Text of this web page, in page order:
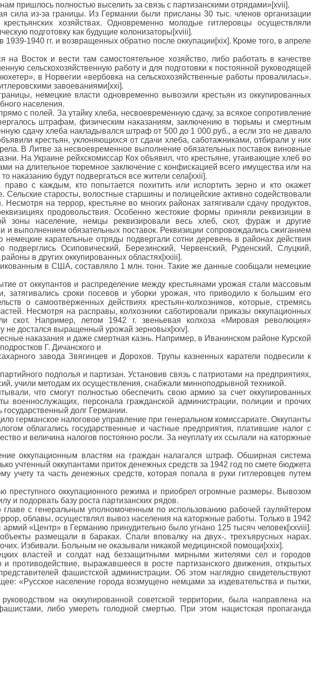
пришлось полностью выселить за связь с партизанскими отрядами»[xvii].
сила из-за границы. Из Германии были присланы 30 тыс. членов организации
хозяйствах. Одновременно молодые гитлеровцы осуществляли
подготовку как будущие колонизаторы[xviii].
1940 гг. и возвращенных обратно после оккупации[xix]. Кроме того, в апреле
Восток и вести там самостоятельное хозяйство, либо работать в качестве
сельскохозяйственную работу и для подготовки к постоянной руководящей
в Норвегии «вербовка на сельскохозяйственные работы провалилась».
завоеваниями[xxi].
немецкие власти одновременно вывозили крестьян из оккупированных
населения.
с полей. За утайку хлеба, несвоевременную сдачу, за всякое сопротивление
штрафам, физическим наказаниям, заключению в тюрьмы и смертным
сдачу хлеба накладывался штраф от 500 до 1 000 руб., а если это не давало
крестьян, уклоняющихся от сдачи хлеба, саботажниками, отбирали у них
В Литве за несвоевременное выполнение обязательных поставок виновные
На Украине рейхскомиссар Кох объявил, что крестьяне, утаивающие хлеб во
на длительное тюремное заключение с конфискацией всего имущества или на
наказанию будут подвергаться все жители села[xxii].
с каждым, кто попытается похитить или испортить зерно и кто окажет
Сельские старосты, волостные старшины и полицейские активно содействовали
на террор, крестьяне во многих районах затягивали сдачу продуктов,
продовольствия. Особенно жестокие формы приняли реквизиции в
зоны население, немцы реквизировали весь хлеб, скот, фураж и другие
выполнением обязательных поставок. Реквизиции сопровождались сжиганием
карательные отряды подвергали сотни деревень в районах действия
Осиповический, Березинский, Червенский, Руденский, Слуцкий,
в других оккупированных областях[xxiii].
в США, составляло 1 млн. тонн. Такие же данные сообщали немецкие
от оккупантов и распределение между крестьянами урожая стали массовым
сроки посевов и уборки урожая, что приводило к большим его
о самоотверженных действиях крестьян-колхозников, которые, стремясь
Несмотря на расправы, колхозники саботировали приказы оккупационных
скот. Например, летом 1942 г. звеньевая колхоза «Мировая революция»
не достался выращенный урожай зерновых[xxv].
наказания и даже смертная казнь. Например, в Иванинском районе Курской
Г. Дичанского и
завода Звягинцев и Дорохов. Трупы казненных каратели подвесили к
подполья и партизан. Установив связь с патриотами на предприятиях,
учили методам их осуществления, снабжали минноподрывной техникой.
что смогут полностью обеспечить свою армию за счет оккупированных
военнослужащих, персонала гражданской администрации, полиции и прочих
долг Германии.
германское налоговое управление при генеральном комиссариате. Оккупанты
облагались государственные и частные предприятия, платившие налог с
и величина налогов постоянно росли. За неуплату их ссылали на каторжные
оккупационным властям на граждан налагался штраф. Обширная система
учтенный оккупантами приток денежных средств за 1942 год по смете бюджета
учету та часть денежных средств, которая попала в руки гитлеровцев путем
оккупационного режима и приобрел огромные размеры. Вывозом
и подорвать базу роста партизанских рядов.
с генеральным уполномоченным по использованию рабочей гауляйтером
облавы, осуществлял вывоз населения на каторжные работы. Только в 1942
«Центр» в Германию принудительно было угнано 125 тысяч человек[xxviii].
размещали в бараках. Спали вповалку на двух-, трехъярусных нарах.
Избивали. Больным не оказывали никакой медицинской помощи[xxix].
властей и солдат над беззащитными мирными жителями сел и городов
противодействие, выражавшееся в росте партизанского движения, открытых
фашистской администрации. Об этом наглядно свидетельствуют
«Русское население города возмущено немцами за издевательства и пытки,
на оккупированной советской территории, была направлена на
либо умереть голодной смертью. При этом нацистская пропаганда